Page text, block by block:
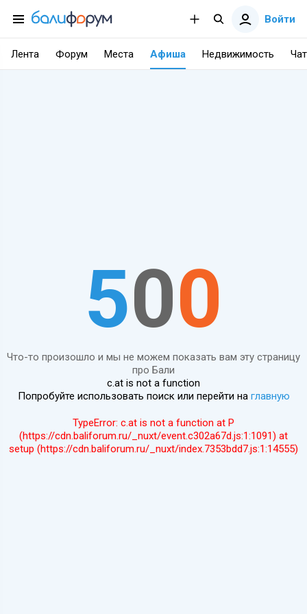
Войти
Лента Форум Места Афиша Недвижимость Чат
500
Что-то произошло и мы не можем показать вам эту страницу
про Бали
c.at is not a function
Попробуйте использовать поиск или перейти на главную
TypeError: c.at is not a function at P
(https://cdn.baliforum.ru/_nuxt/event.c302a67d.js:1:1091) at
setup (https://cdn.baliforum.ru/_nuxt/index.7353bdd7.js:1:14555)